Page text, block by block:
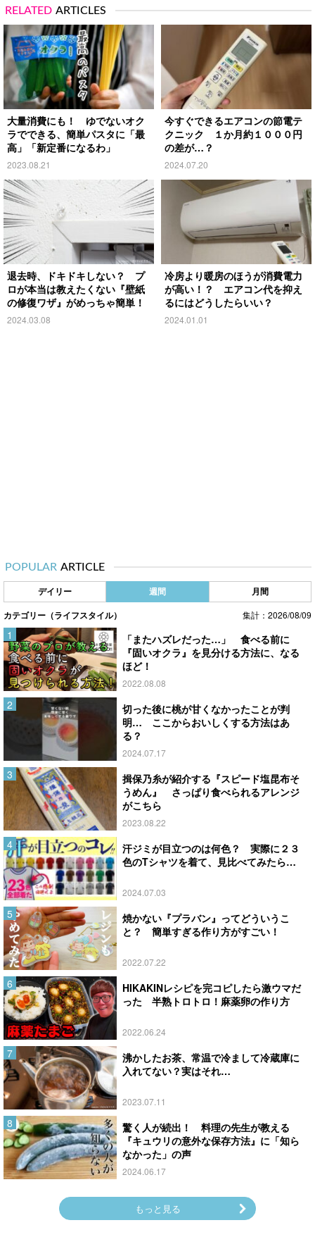
RELATED ARTICLES
大量消費にも！ ゆでないオク
ラでできる、簡単パスタに「最
高」「新定番になるわ」
2023.08.21
今すぐできるエアコンの節電テ
クニック １か月約１０００円
の差が…？
2024.07.20
退去時、ドキドキしない？ プ
ロが本当は教えたくない『壁紙
の修復ワザ』がめっちゃ簡単！
2024.03.08
冷房より暖房のほうが消費電力
が高い！？ エアコン代を抑え
るにはどうしたらいい？
2024.01.01
POPULAR ARTICLE
デイリー 週間 月間
カテゴリー（ライフスタイル） 集計：2026/08/09
「またハズレだった…」 食べる前に
『固いオクラ』を見分ける方法に、なる
ほど！
2022.08.08
切った後に桃が甘くなかったことが判
明… ここからおいしくする方法はあ
る？
2024.07.17
揖保乃糸が紹介する『スピード塩昆布そ
うめん』 さっぱり食べられるアレンジ
がこちら
2023.08.22
汗ジミが目立つのは何色？ 実際に２３
色のTシャツを着て、見比べてみたら…
2024.07.03
焼かない『プラバン』ってどういうこ
と？ 簡単すぎる作り方がすごい！
2022.07.22
HIKAKINレシピを完コピしたら激ウマだ
った 半熟トロトロ！麻薬卵の作り方
2022.06.24
沸かしたお茶、常温で冷まして冷蔵庫に
入れてない？実はそれ…
2023.07.11
驚く人が続出！ 料理の先生が教える
『キュウリの意外な保存方法』に「知ら
なかった」の声
2024.06.17
もっと見る